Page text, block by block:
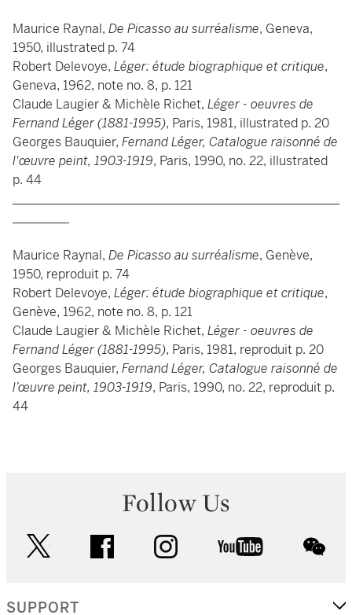
Maurice Raynal, De Picasso au surréalisme, Geneva,
1950, illustrated p. 74
Robert Delevoye, Léger: étude biographique et critique,
Geneva, 1962, note no. 8, p. 121
Claude Laugier & Michèle Richet, Léger - oeuvres de
Fernand Léger (1881-1995), Paris, 1981, illustrated p. 20
Georges Bauquier, Fernand Léger, Catalogue raisonné de
l'œuvre peint, 1903-1919, Paris, 1990, no. 22, illustrated
p. 44
Maurice Raynal, De Picasso au surréalisme, Genève,
1950, reproduit p. 74
Robert Delevoye, Léger: étude biographique et critique,
Genève, 1962, note no. 8, p. 121
Claude Laugier & Michèle Richet, Léger - oeuvres de
Fernand Léger (1881-1995), Paris, 1981, reproduit p. 20
Georges Bauquier, Fernand Léger, Catalogue raisonné de
l’œuvre peint, 1903-1919, Paris, 1990, no. 22, reproduit p.
44
Follow Us
facebook instagram youtube
SUPPORT